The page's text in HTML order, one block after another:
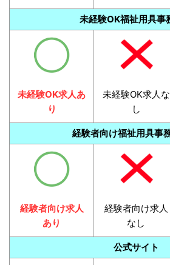
未経験OK福祉用具事
未経験OK求人あ
り
未経験OK求人な
し
経験者向け福祉用具事
経験者向け求人
あり
経験者向け求人
なし
公式サイト